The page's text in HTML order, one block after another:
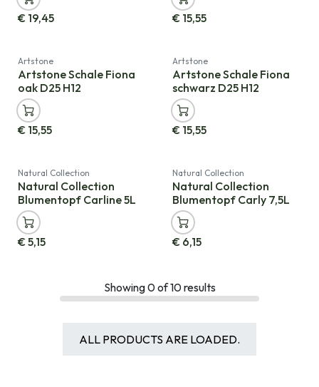
€ 19,45 € 15,55
Neu!
Artstone
Artstone Schale Fiona
oak D25 H12
€ 15,55
Neu!
Artstone
Artstone Schale Fiona
schwarz D25 H12
€ 15,55
Natural Collection
Natural Collection
Blumentopf Carline 5L
€5,15
Natural Collection
Natural Collection
Blumentopf Carly 7,5L
€ 6,15
Showing0of10results
ALL PRODUCTS ARE LOADED.